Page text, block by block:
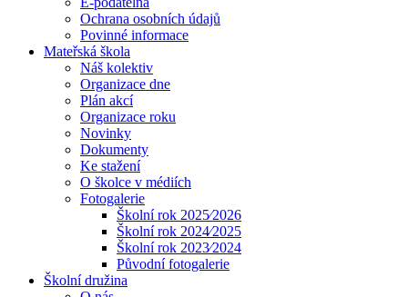
Ochrana osobních údajů
Povinné informace
Mateřská škola
Náš kolektiv
Organizace dne
Plán akcí
Organizace roku
Novinky
Dokumenty
Ke stažení
O školce v médiích
Fotogalerie
Školní rok 2025⁄2026
Školní rok 2024⁄2025
Školní rok 2023⁄2024
Původní fotogalerie
Školní družina